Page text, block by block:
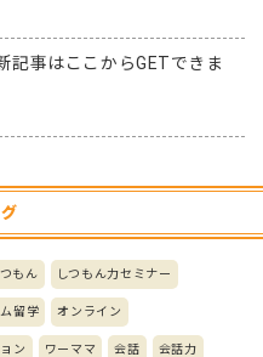
記事はここからGETできま
つもん しつもん力セミナー
留学 オンライン
ン ワーママ 会話 会話力